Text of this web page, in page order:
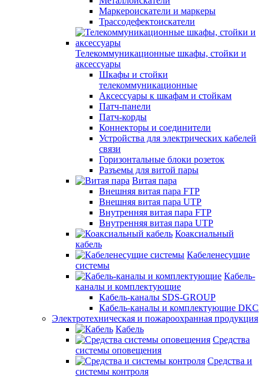
Маркероискатели и маркеры
Трассодефектоискатели
Телекоммуникационные шкафы, стойки и
аксессуары
Шкафы и стойки
телекоммуникационные
Аксессуары к шкафам и стойкам
Патч-панели
Патч-корды
Коннекторы и соединители
Устройства для электрических кабелей
связи
Горизонтальные блоки розеток
Разъемы для витой пары
Витая пара
Внешняя витая пара FTP
Внешняя витая пара UTP
Внутренняя витая пара FTP
Внутренняя витая пара UTP
Коаксиальный
кабель
Кабеленесущие
системы
Кабель-
каналы и комплектующие
Кабель-каналы SDS-GROUP
Кабель-каналы и комплектующие DKC
Электротехническая и пожароохранная продукция
Кабель
Средства
системы оповещения
Средства и
системы контроля